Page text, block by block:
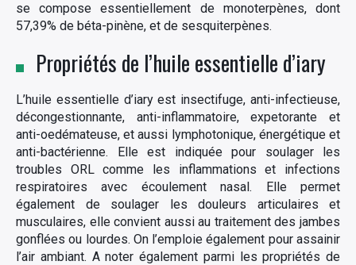
se compose essentiellement de monoterpènes, dont
57,39% de béta-pinène, et de sesquiterpènes.
Propriétés de l’huile essentielle d’iary
L’huile essentielle d’iary est insectifuge, anti-infectieuse,
décongestionnante, anti-inflammatoire, expetorante et
anti-oedémateuse, et aussi lymphotonique, énergétique et
anti-bactérienne. Elle est indiquée pour soulager les
troubles ORL comme les inflammations et infections
respiratoires avec écoulement nasal. Elle permet
également de soulager les douleurs articulaires et
musculaires, elle convient aussi au traitement des jambes
gonflées ou lourdes. On l’emploie également pour assainir
l’air ambiant. A noter également parmi les propriétés de